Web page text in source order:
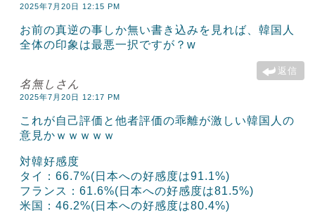
2025年7月20日 12:15 PM
お前の真逆の事しか無い書き込みを見れば、韓国人
全体の印象は最悪一択ですが？w
返信
名無しさん
2025年7月20日 12:17 PM
これが自己評価と他者評価の乖離が激しい韓国人の
意見かｗｗｗｗｗ
対韓好感度
タイ：66.7%(日本への好感度は91.1%)
フランス：61.6%(日本への好感度は81.5%)
米国：46.2%(日本への好感度は80.4%)